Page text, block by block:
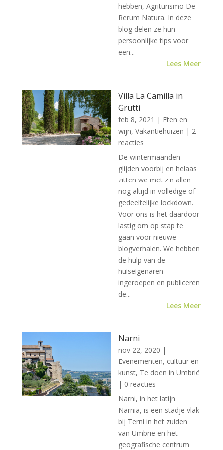
hebben, Agriturismo De
Rerum Natura. In deze
blog delen ze hun
persoonlijke tips voor
een...
Lees Meer
Villa La Camilla in
Grutti
feb 8, 2021 | Eten en
wijn,Vakantiehuizen | 2
reacties
De wintermaanden
glijden voorbij en helaas
zitten we met z'n allen
nog altijd in volledige of
gedeeltelijke lockdown.
Voor ons is het daardoor
lastig om op stap te
gaan voor nieuwe
blogverhalen. We hebben
de hulp van de
huiseigenaren
ingeroepen en publiceren
de...
Lees Meer
Narni
nov 22, 2020 |
Evenementen, cultuur en
kunst, Te doen in Umbrië
| 0 reacties
Narni, in het latijn
Narnia, is een stadje vlak
bij Terni in het zuiden
van Umbrië en het
geografische centrum